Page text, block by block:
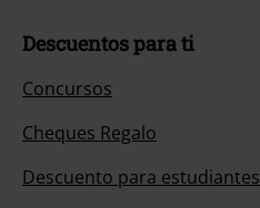
Descuentos para ti
Concursos
Cheques Regalo
Descuento para estudiantes